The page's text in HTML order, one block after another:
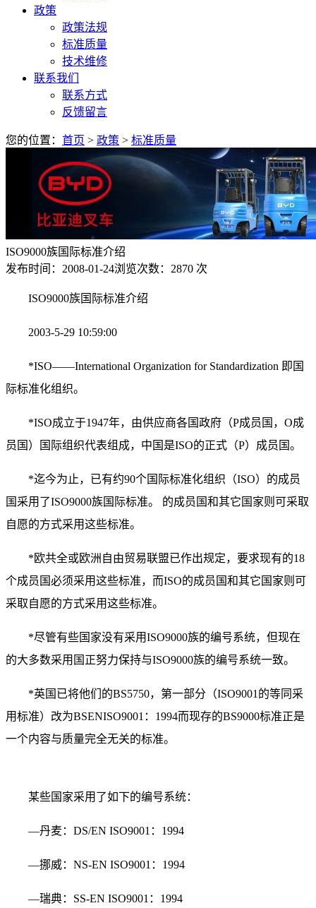
政策
政策法规
标准质量
技术维修
联系我们
联系方式
反馈留言
您的位置： 首页 > 政策 > 标准质量
ISO9000族国际标准介绍
发布时间： 2008-01-24浏览次数： 2870 次
ISO9000族国际标准介绍
2003-5-29 10:59:00
*ISO——International Organization for Standardization 即国
际标准化组织。
*ISO成立于1947年，由供应商各国政府（P成员国，O成
员国）国际组织代表组成，中国是ISO的正式（P）成员国。
*迄今为止，已有约90个国际标准化组织（ISO）的成员
国采用了ISO9000族国际标准。 的成员国和其它国家则可采取
自愿的方式采用这些标准。
*欧共全或欧洲自由贸易联盟已作出规定，要求现有的18
个成员国必须采用这些标准，而ISO的成员国和其它国家则可
采取自愿的方式采用这些标准。
*尽管有些国家没有采用ISO9000族的编号系统，但现在
的大多数采用国正努力保持与ISO9000族的编号系统一致。
*英国已将他们的BS5750，第一部分（ISO9001的等同采
用标准）改为BSENISO9001：1994而现存的BS9000标准正是
一个内容与质量完全无关的标准。
某些国家采用了如下的编号系统：
—丹麦：DS/EN ISO9001：1994
—挪威：NS-EN ISO9001：1994
—瑞典：SS-EN ISO9001：1994